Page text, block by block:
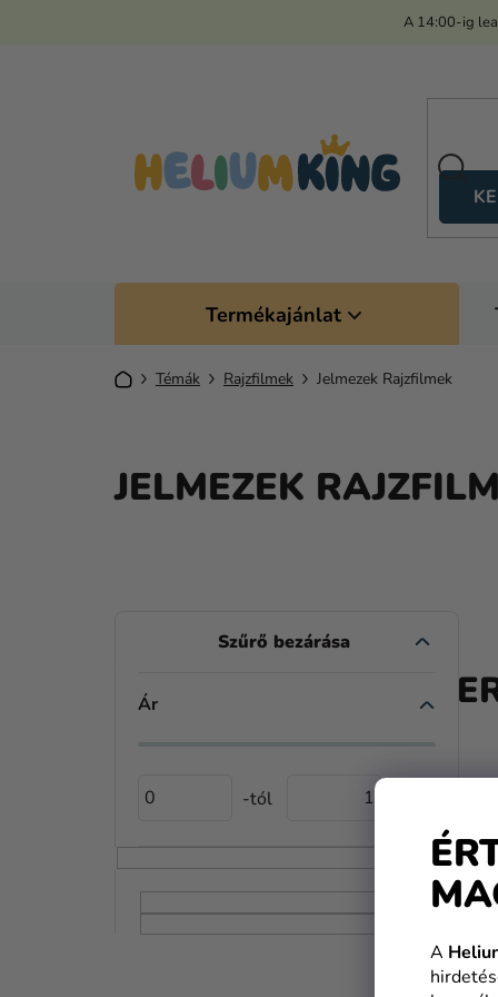
A
A 14:00-ig
Termékajánlat
KezdőlapTémák Rajzfilmek Jelmezek Rajzfilmek
JELMEZEK
D
Ó
Ár
0 1
A